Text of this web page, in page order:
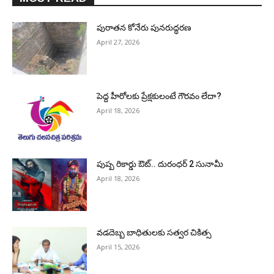
పురాత‌న కోనేరు పున‌రుద్ధ‌ర‌ణ
April 27, 2026
పెద్ద హీరోల‌కు ప్రేక్ష‌కులంటే గౌర‌వం లేదా?
April 18, 2026
పుష్ప రికార్డు ఔట్‌.. దురంధ‌ర్ 2 సునామీ
April 18, 2026
వడదెబ్బ బాధితులకు సత్వర చికిత్స
April 15, 2026